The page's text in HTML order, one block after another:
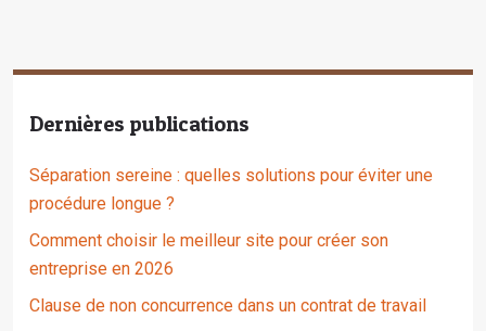
Dernières publications
Séparation sereine : quelles solutions pour éviter une
procédure longue ?
Comment choisir le meilleur site pour créer son
entreprise en 2026
Clause de non concurrence dans un contrat de travail